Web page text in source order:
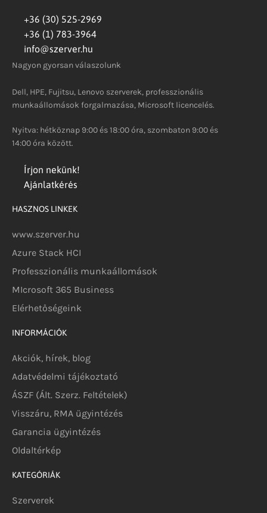
+36 (30) 525-2969
+36 (1) 783-3964
info@szerver.hu
Nagyon gyorsan válaszolunk
Dell, HPE, Fujitsu, Lenovo szerverek, professzionális
munkaállomások forgalmazása, Microsoft licencelés.
Nyitva: hétköznap 9:00 és 18:00 óra, szombaton 9:00 és
14:00 óra között.
Írjon nekünk!
Ajánlatkérés
HASZNOS LINKEK
www.szerver.hu
Azure Stack HCI
Professzionális munkaállomások
MIcrosoft 365 Business
Elérhetőségeink
INFORMÁCIÓK
Akciók, hírek, blog
Adatvédelmi tájékoztató
ÁSZF (Ált. Szerz. Feltételek)
Visszáru, RMA ügyintézés
Garancia ügyintézés
Oldaltérkép
KATEGÓRIÁK
Szerverek